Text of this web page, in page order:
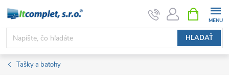
Prejsť
obsah
HĽADAŤ
KOŠÍK
Tašky a batohy